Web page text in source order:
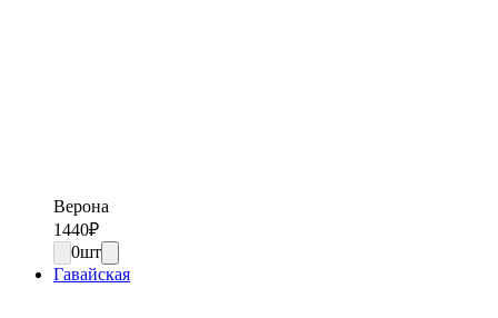
Верона
1440₽
0шт
Гавайская